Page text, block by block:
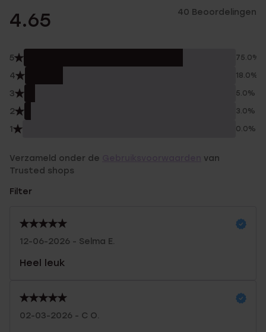
4.65 40 Beoordelingen
5 75.0%
4 18.0%
3 5.0%
2 3.0%
1 0.0%
Verzameld onder de
van
Trusted shops
Filter
12-06-2026 - Selma E.
Heel leuk
02-03-2026 - C O.